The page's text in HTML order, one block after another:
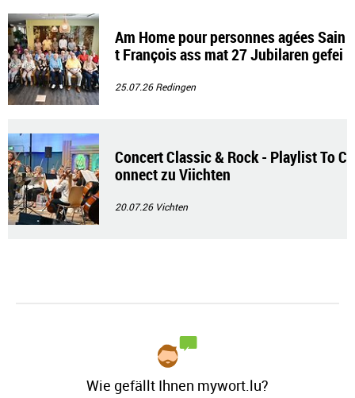
Am Home pour personnes agées Sain
t François ass mat 27 Jubilaren gefei
25.07.26Redingen
Concert Classic & Rock - Playlist To C
onnect zu Viichten
20.07.26 Vichten
Wie gefällt Ihnen mywort.lu?